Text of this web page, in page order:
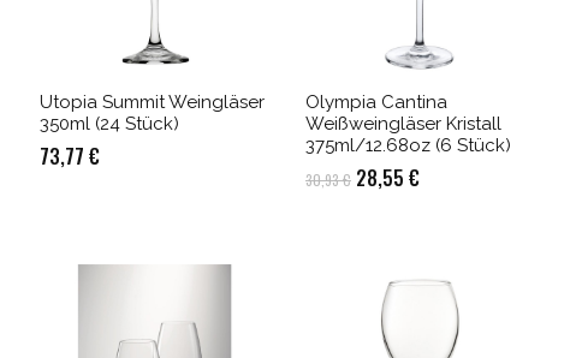
Utopia Summit Weingläser
350ml (24 Stück)
73,77 €
Olympia Cantina
Weißweingläser Kristall
375ml/12.68oz (6 Stück)
30,93€ Ursprünglicher
30,93 €
28,55 €Aktueller
28,55 €.